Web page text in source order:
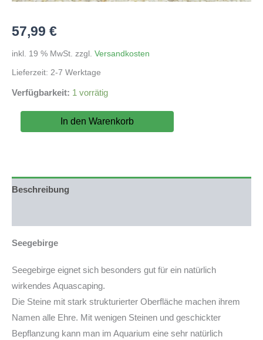
57,99 €
inkl. 19 % MwSt. zzgl. Versandkosten
Lieferzeit: 2-7 Werktage
Verfügbarkeit: 1 vorrätig
(DU
SIEHST)
Nr.113
In den Warenkorb
Beschreibung
Seegebirge
Seegebirge eignet sich besonders gut für ein natürlich
wirkendes Aquascaping.
Die Steine mit stark strukturierter Oberfläche machen ihrem
Namen alle Ehre. Mit wenigen Steinen und geschickter
Bepflanzung kann man im Aquarium eine sehr natürlich